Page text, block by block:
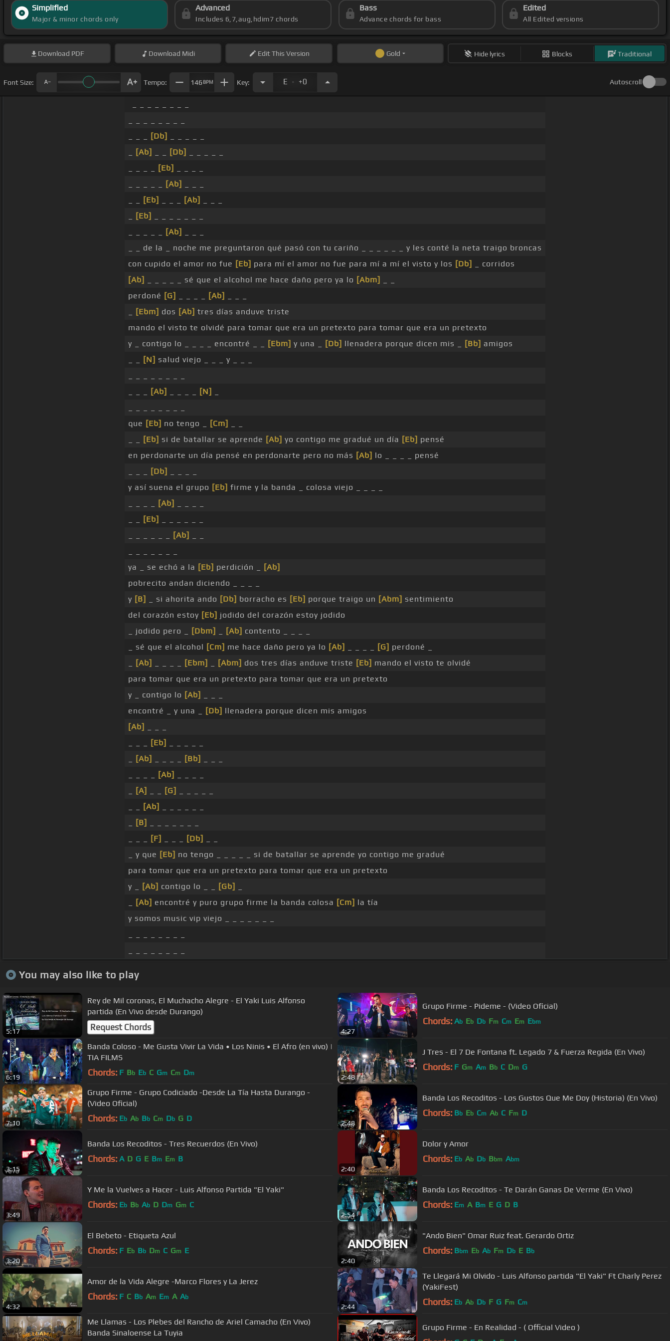
Simplified
Major & minor chords only
Advanced
Includes 6,7,aug,hdim7 chords
Bass
Advance chords for bass
Edited
All Edited versions
Download PDF Download Midi EditThis Version Gold Hide lyrics Blocks Traditional
Font Size: Tempo: 146 BPM Key: E . +0 Autoscroll
[Db]
[Ab] [Db]
[Eb]
[Ab]
[Eb] [Ab]
[Eb]
[Ab]
_ _ de la _ noche me preguntaron qué pasó con tu cariño _ _ _ _ _ _ y les conté la neta traigo broncas
con cupido el amor no fue [Eb] para mí el amor no fue para mí a mí el visto y los [Db]
_ corridos
[Ab]
_ _ _ _ _ sé que el alcohol me hace daño pero ya lo [Abm]
perdoné [G] [Ab]
[Ebm] dos [Ab] tres días anduve triste
mando el visto te olvidé para tomar que era un pretexto para tomar que era un pretexto
y _ contigo lo _ _ _ _ encontré _ _
[Ebm] y una _ [Db] llenadera porque dicen mis _ [Bb] amigos
[N] salud viejo _ _ _ y _ _ _
[Ab] [N]
que [Eb] no tengo _ [Cm]
[Eb] si de batallar se aprende [Ab] yo contigo me gradué un día [Eb] pensé
en perdonarte un día pensé en perdonarte pero no más [Ab] lo _ _ _ _ pensé
[Db]
y así suena el grupo [Eb] firme y la banda _ colosa viejo _ _ _ _
[Ab]
[Eb]
[Ab]
ya _ se echó a la [Eb] perdición _
[Ab]
pobrecito andan diciendo _ _ _ _
y [B] _ si ahorita ando [Db] borracho es [Eb] porque traigo un [Abm] sentimiento
del corazón estoy [Eb] jodido del corazón estoy jodido
_ jodido pero _
[Dbm] [Ab] contento _ _ _ _
_ sé que el alcohol [Cm] me hace daño pero ya lo [Ab] [G] perdoné _
[Ab] [Ebm] [Abm] dos tres días anduve triste [Eb] mando el visto te olvidé
para tomar que era un pretexto para tomar que era un pretexto
y _ contigo lo [Ab]
encontré _ y una _
[Db] llenadera porque dicen mis amigos
[Ab]
[Eb]
[Ab] [Bb]
[Ab]
[A] [G]
[Ab]
[B]
[F] [Db]
_ y que [Eb] no tengo _ _ _ _ _ si de batallar se aprende yo contigo me gradué
para tomar que era un pretexto para tomar que era un pretexto
y _
[Ab] contigo lo _ _ [Gb]
[Ab] encontré y puro grupo firme la banda colosa [Cm] la tía
y somos music vip viejo _ _ _ _ _ _ _
You may also like to play
5:17
Rey de Mil coronas, El Muchacho Alegre - El Yaki Luis Alfonso
partida (En Vivo desde Durango)
Request Chords 4:27
Grupo Firme - Pideme - (Video Oficial)
Chords: Ab Eb Db Fm Cm Em Ebm
6:19
Banda Coloso - Me Gusta Vivir La Vida • Los Ninis • El Afro (en vivo) |
TIA FILMS
Chords: F Bb Eb C Gm Cm Dm
2:48
J Tres - El 7 De Fontana ft. Legado 7 & Fuerza Regida (En Vivo)
Chords: F Gm Am Bb C Dm G
7:10
Grupo Firme - Grupo Codiciado -Desde La Tía Hasta Durango -
(Video Oficial)
Chords: Eb Ab Bb Cm Db G D
2:48
Banda Los Recoditos - Los Gustos Que Me Doy (Historia) (En Vivo)
Chords: Bb Eb Cm Ab C Fm D
3:15
Banda Los Recoditos - Tres Recuerdos (En Vivo)
Chords: A D G E Bm Em B
2:40
Dolor y Amor
Chords: Eb Ab Db Bbm Abm
3:49
Y Me la Vuelves a Hacer - Luis Alfonso Partida "El Yaki"
Chords: Eb Bb Ab D Dm Gm C
2:54
Banda Los Recoditos - Te Darán Ganas De Verme (En Vivo)
Chords: Em A Bm E G D B
3:20
El Bebeto - Etiqueta Azul
Chords: F Eb Bb Dm C Gm E
2:40
"Ando Bien" Omar Ruiz feat. Gerardo Ortiz
Chords: Bbm Eb Ab Fm Db E Bb
4:32
Amor de la Vida Alegre -Marco Flores y La Jerez
Chords: F C Bb Am Em A Ab
2:44
Te Llegará Mi Olvido - Luis Alfonso partida "El Yaki" Ft Charly Perez
(YakiFest)
Chords: Eb Ab Db F G Fm Cm
Me Llamas - Los Plebes del Rancho de Ariel Camacho (En Vivo)
Banda Sinaloense La Tuyia
Grupo Firme - En Realidad - ( Official Video )